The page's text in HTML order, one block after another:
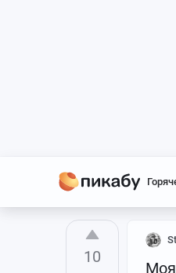
10